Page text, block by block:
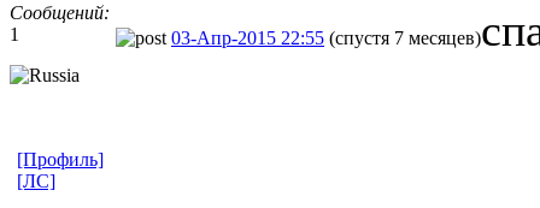
Сообщений:
1
03-Апр-2015 22:55 (спустя 7 месяцев)
[Профиль]
[ЛС]